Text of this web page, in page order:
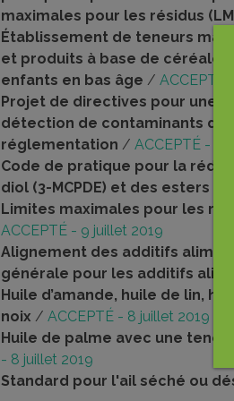
maximales pour les résidus
Établissement de teneurs
et produits à base de
enfants en bas âge / ACCEPTÉ
Projet de directives pour une
détection de contaminants
réglementation / ACCEPTÉ - 9
Code de pratique pour la
diol (3-MCPDE) et des esters de
Limites maximales pour les
ACCEPTÉ - 9 juillet 2019
Alignement des additifs
générale pour les additifs
Huile d’amande, huile de lin,
noix / ACCEPTÉ - 8 juillet 2019
Huile de palme avec une
- 8 juillet 2019
Standard pour l'ail séché ou